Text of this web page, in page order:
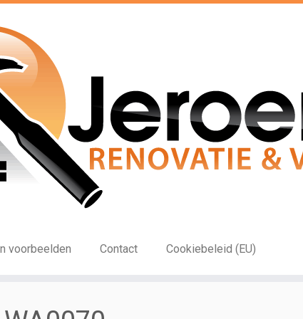
voorbeelden Contact Cookiebeleid (EU)